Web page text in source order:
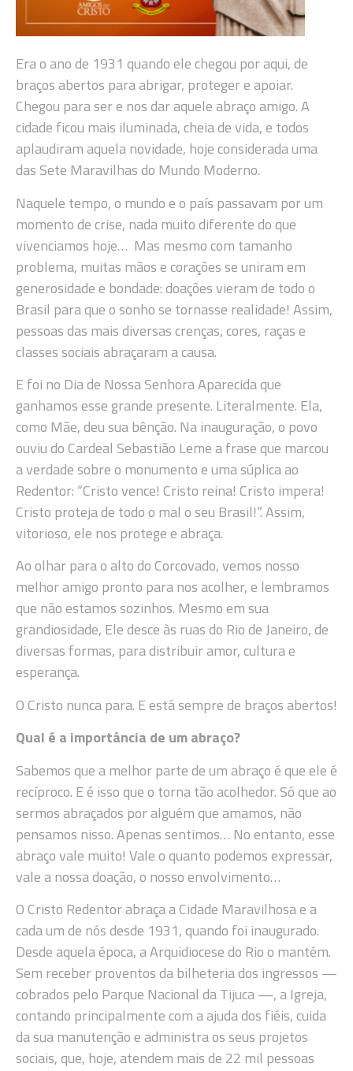
Era o ano de 1931 quando ele chegou por aqui, de
braços abertos para abrigar, proteger e apoiar.
Chegou para ser e nos dar aquele abraço amigo. A
cidade ficou mais iluminada, cheia de vida, e todos
aplaudiram aquela novidade, hoje considerada uma
das Sete Maravilhas do Mundo Moderno.
Naquele tempo, o mundo e o país passavam por um
momento de crise, nada muito diferente do que
vivenciamos hoje… Mas mesmo com tamanho
problema, muitas mãos e corações se uniram em
generosidade e bondade: doações vieram de todo o
Brasil para que o sonho se tornasse realidade! Assim,
pessoas das mais diversas crenças, cores, raças e
classes sociais abraçaram a causa.
E foi no Dia de Nossa Senhora Aparecida que
ganhamos esse grande presente. Literalmente. Ela,
como Mãe, deu sua bênção. Na inauguração, o povo
ouviu do Cardeal Sebastião Leme a frase que marcou
a verdade sobre o monumento e uma súplica ao
Redentor: “Cristo vence! Cristo reina! Cristo impera!
Cristo proteja de todo o mal o seu Brasil!”. Assim,
vitorioso, ele nos protege e abraça.
Ao olhar para o alto do Corcovado, vemos nosso
melhor amigo pronto para nos acolher, e lembramos
que não estamos sozinhos. Mesmo em sua
grandiosidade, Ele desce às ruas do Rio de Janeiro, de
diversas formas, para distribuir amor, cultura e
esperança.
O Cristo nunca para. E está sempre de braços abertos!
Qual é a importância de um abraço?
Sabemos que a melhor parte de um abraço é que ele é
recíproco. E é isso que o torna tão acolhedor. Só que ao
sermos abraçados por alguém que amamos, não
pensamos nisso. Apenas sentimos… No entanto, esse
abraço vale muito! Vale o quanto podemos expressar,
vale a nossa doação, o nosso envolvimento…
O Cristo Redentor abraça a Cidade Maravilhosa e a
cada um de nós desde 1931, quando foi inaugurado.
Desde aquela época, a Arquidiocese do Rio o mantém.
Sem receber proventos da bilheteria dos ingressos —
cobrados pelo Parque Nacional da Tijuca —, a Igreja,
contando principalmente com a ajuda dos fiéis, cuida
da sua manutenção e administra os seus projetos
sociais, que, hoje, atendem mais de 22 mil pessoas